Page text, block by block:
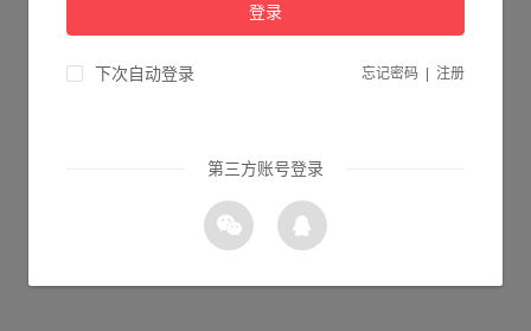
登录
下次自动登录 忘记密码 注册
第三方账号登录